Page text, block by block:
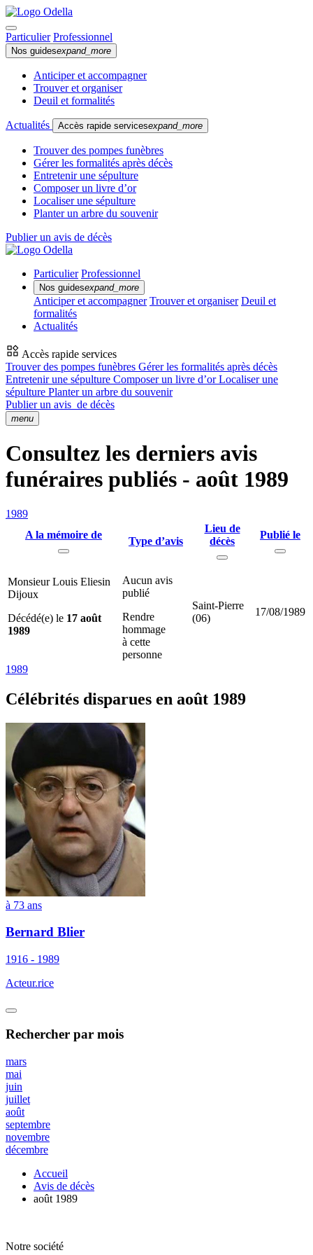
Particulier Professionnel
Nos guidesexpand_more
Anticiper et accompagner
Trouver et organiser
Deuil et formalités
Actualités Accès rapide servicesexpand_more
Trouver des pompes funèbres
Gérer les formalités après décès
Entretenir une sépulture
Composer un livre d’or
Localiser une sépulture
Planter un arbre du souvenir
Publier un avis de décès
Particulier Professionnel
Nos guidesexpand_more
Anticiper et accompagner Trouver et organiser Deuil et
formalités
Actualités
Accès rapide services
Trouver des pompes funèbres Gérer les formalités après décès
Entretenir une sépulture Composer un livre d’orLocaliser une
sépulture Planter un arbre du souvenir
Publier un avis de décès
menu
Consultez les derniers avis
funéraires publiés - août 1989
1989
A la mémoire de
Type d’avis
Lieu de
décès
Publié le
Monsieur Louis Eliesin
Dijoux
Décédé(e) le 17 août
1989
Aucun avis
publié
Rendre
hommage
à cette
personne
Saint-Pierre
(06)
17/08/1989
1989
Célébrités disparues en août 1989
à 73 ans
Bernard Blier
1916 - 1989
Acteur.rice
Rechercher par mois
mars
mai
juin
juillet
août
septembre
novembre
décembre
Accueil
Avis de décès
août 1989
Notre société